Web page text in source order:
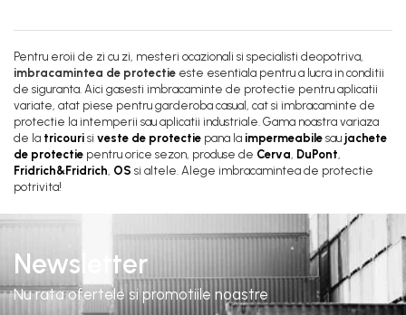
Pentru eroii de zi cu zi, mesteri ocazionali si specialisti deopotriva,
imbracamintea de protectie este esentiala pentru a lucra in conditii
de siguranta. Aici gasesti imbracaminte de protectie pentru aplicatii
variate, atat piese pentru garderoba casual, cat si imbracaminte de
protectie la intemperii sau aplicatii industriale. Gama noastra variaza
de la tricouri si veste de protectie pana la impermeabile sau jachete
de protectie pentru orice sezon, produse de Cerva, DuPont,
Fridrich&Fridrich, OS si altele. Alege imbracamintea de protectie
potrivita!
Newsletter
Nu rata ofertele si promotiile noastre